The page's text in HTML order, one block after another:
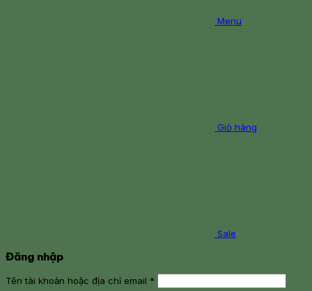
Menu
Giỏ hàng
Sale
Đăng nhập
Tên tài khoản hoặc địa chỉ email *